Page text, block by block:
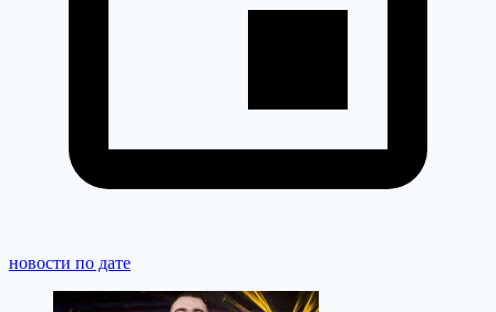
новости по дате